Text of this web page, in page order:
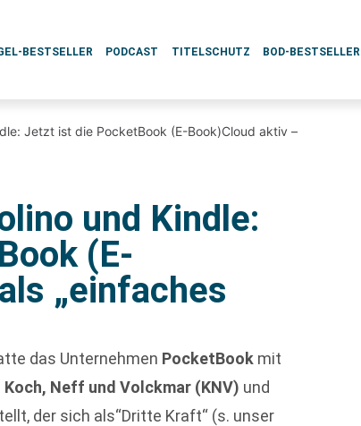
BESTSELLER PODCAST TITELSCHUTZ BOD-BESTSELLER
Jetzt ist die PocketBook (E-Book)Cloud aktiv –
und Kindle:
(E-
„einfaches
das Unternehmen PocketBook mit
Koch, Neff und Volckmar (KNV) und
der sich als“Dritte Kraft“ (s. unser